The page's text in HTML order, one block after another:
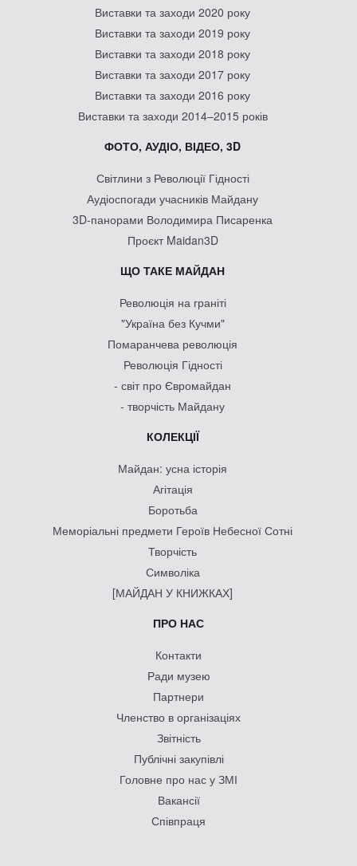
Виставки та заходи 2020 року
Виставки та заходи 2019 року
Виставки та заходи 2018 року
Виставки та заходи 2017 року
Виставки та заходи 2016 року
Виставки та заходи 2014–2015 років
ФОТО, АУДІО, ВІДЕО, 3D
Світлини з Революції Гідності
Аудіоспогади учасників Майдану
3D-панорами Володимира Писаренка
Проєкт Maidan3D
ЩО ТАКЕ МАЙДАН
Революція на граніті
"Україна без Кучми"
Помаранчева революція
Революція Гідності
- світ про Євромайдан
- творчість Майдану
КОЛЕКЦІЇ
Майдан: усна історія
Агітація
Боротьба
Меморіальні предмети Героїв Небесної Сотні
Творчість
Символіка
[МАЙДАН У КНИЖКАХ]
ПРО НАС
Контакти
Ради музею
Партнери
Членство в організаціях
Звітність
Публічні закупівлі
Головне про нас у ЗМІ
Вакансії
Співпраця